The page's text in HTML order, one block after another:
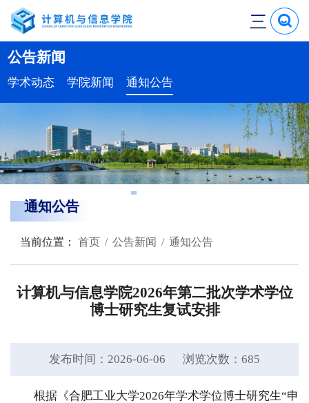
三
公告新闻
学术动态 学院新闻 通知公告
通知公告
当前位置： 首页 公告新闻 通知公告
计算机与信息学院2026年第二批次学术学位
博士研究生复试安排
发布时间：2026-06-06 浏览次数： 685
根据《合肥工业大学2026年学术学位博士研究生“申